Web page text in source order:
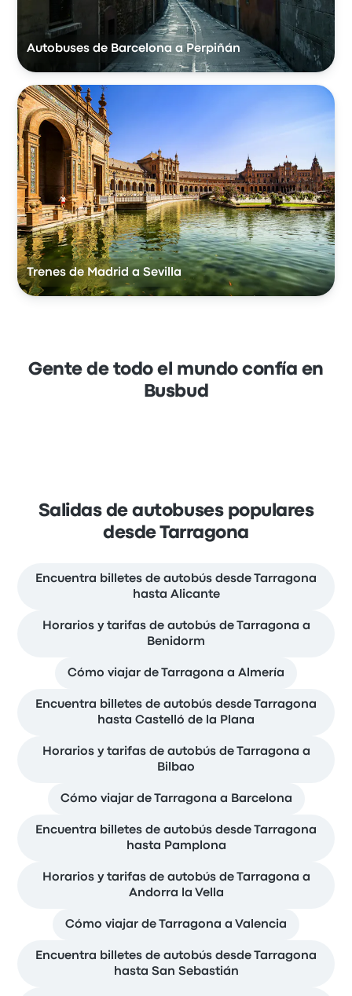
Autobuses de Barcelona a Perpiñán
Trenes de Madrid a Sevilla
Gente de todo el mundo confía en
Busbud
Salidas de autobuses populares
desde Tarragona
Encuentra billetes de autobús desde Tarragona
hasta Alicante
Horarios y tarifas de autobús de Tarragona a
Benidorm
Cómo viajar de Tarragona a Almería
Encuentra billetes de autobús desde Tarragona
hasta Castelló de la Plana
Horarios y tarifas de autobús de Tarragona a
Bilbao
Cómo viajar de Tarragona a Barcelona
Encuentra billetes de autobús desde Tarragona
hasta Pamplona
Horarios y tarifas de autobús de Tarragona a
Andorra la Vella
Cómo viajar de Tarragona a Valencia
Encuentra billetes de autobús desde Tarragona
hasta San Sebastián